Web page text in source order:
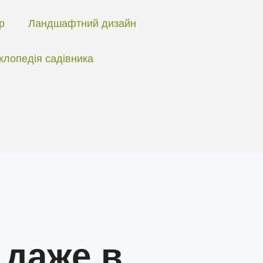
Ландшафтний дизайн
садівника